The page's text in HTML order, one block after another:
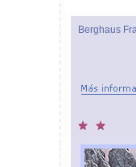
Berghaus